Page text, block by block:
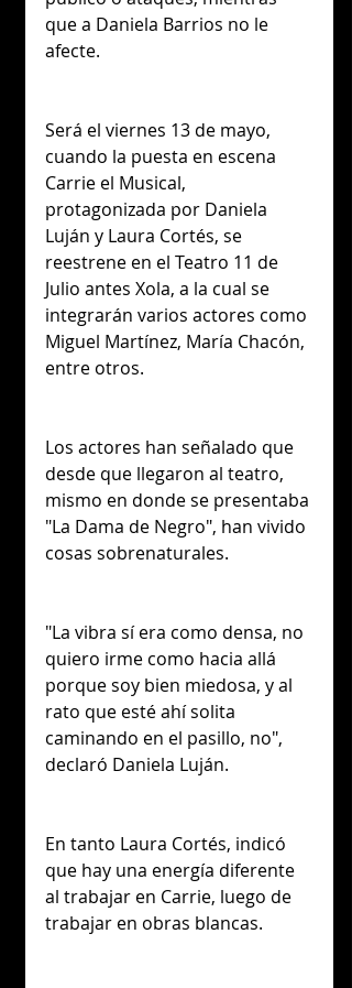
que a Daniela Barrios no le
afecte.
Será el viernes 13 de mayo,
cuando la puesta en escena
Carrie el Musical,
protagonizada por Daniela
Luján y Laura Cortés, se
reestrene en el Teatro 11 de
Julio antes Xola, a la cual se
integrarán varios actores como
Miguel Martínez, María Chacón,
entre otros.
Los actores han señalado que
desde que llegaron al teatro,
mismo en donde se presentaba
"La Dama de Negro", han vivido
cosas sobrenaturales.
"La vibra sí era como densa, no
quiero irme como hacia allá
porque soy bien miedosa, y al
rato que esté ahí solita
caminando en el pasillo, no",
declaró Daniela Luján.
En tanto Laura Cortés, indicó
que hay una energía diferente
al trabajar en Carrie, luego de
trabajar en obras blancas.